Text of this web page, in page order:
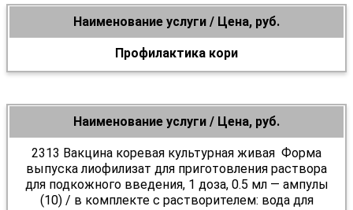
Наименование услуги / Цена, руб.
Профилактика кори
Наименование услуги / Цена, руб.
2313 Вакцина коревая культурная живая Форма
выпуска лиофилизат для приготовления раствора
для подкожного введения, 1 доза, 0.5 мл — ампулы
(10) / в комплекте с растворителем: вода для